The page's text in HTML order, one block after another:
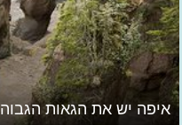
איפה יש את הגאות